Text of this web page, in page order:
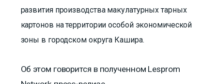
развития производства макулатурных тарных
картонов на территории особой экономической
зоны в городском округа Кашира.
Об этом говорится в полученном Lesprom